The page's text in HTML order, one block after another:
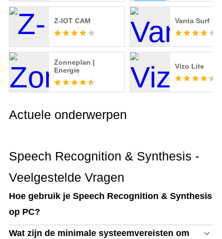
Z-IOT CAM Vanta Surf
Zonneplan |
Energie
Vizo Lite
Actuele onderwerpen
Speech Recognition & Synthesis -
Veelgestelde Vragen
Hoe gebruik je Speech Recognition & Synthesis
op PC?
Wat zijn de minimale systeemvereisten om